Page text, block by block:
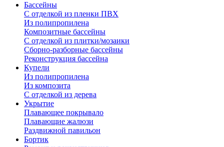
Бассейны
С отделкой из пленки ПВХ
Из полипропилена
Композитные бассейны
С отделкой из плитки/мозаики
Сборно-разборные бассейны
Реконструкция бассейна
Купели
Из полипропилена
Из композита
С отделкой из дерева
Укрытие
Плавающее покрывало
Плавающие жалюзи
Раздвижной павильон
Бортик